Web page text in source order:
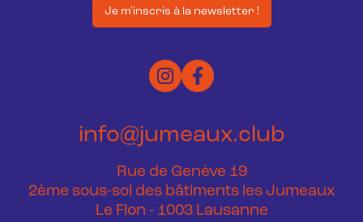
Je m'inscris à la newsletter !
info@jumeaux.club
Rue de Genève 19
2ème sous-sol des bâtiments les Jumeaux
Le Flon - 1003 Lausanne